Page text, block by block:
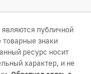
публичной
знаки
ресурс носит
характер, и не